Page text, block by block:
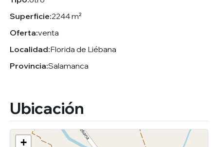
Superficie:2244 m²
Oferta:venta
Localidad:Florida de Liébana
Provincia:Salamanca
Ubicación
+